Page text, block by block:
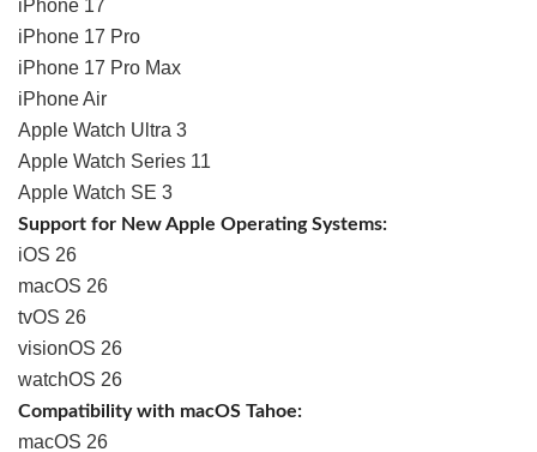
iPhone 17
iPhone 17 Pro
iPhone 17 Pro Max
iPhone Air
Apple Watch Ultra 3
Apple Watch Series 11
Apple Watch SE 3
Support for New Apple Operating Systems:
iOS 26
macOS 26
tvOS 26
visionOS 26
watchOS 26
Compatibility with macOS Tahoe:
macOS 26